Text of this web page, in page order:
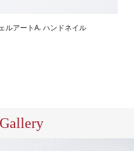
ルアートA,ハンドネイル